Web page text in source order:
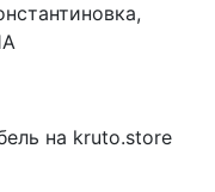
на kruto.store